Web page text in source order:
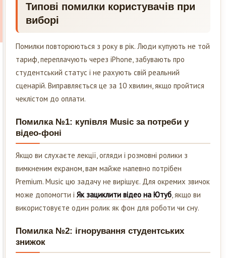
Типові помилки користувачів при
виборі
Помилки повторюються з року в рік. Люди купують не той
тариф, переплачують через iPhone, забувають про
студентський статус і не рахують свій реальний
сценарій. Виправляється це за 10 хвилин, якщо пройтися
чеклістом до оплати.
Помилка №1: купівля Music за потреби у
відео-фоні
Якщо ви слухаєте лекції, огляди і розмовні ролики з
вимкненим екраном, вам майже напевно потрібен
Premium. Music цю задачу не вирішує. Для окремих звичок
може допомогти і Як зациклити відео на Ютуб, якщо ви
використовуєте один ролик як фон для роботи чи сну.
Помилка №2: ігнорування студентських
знижок